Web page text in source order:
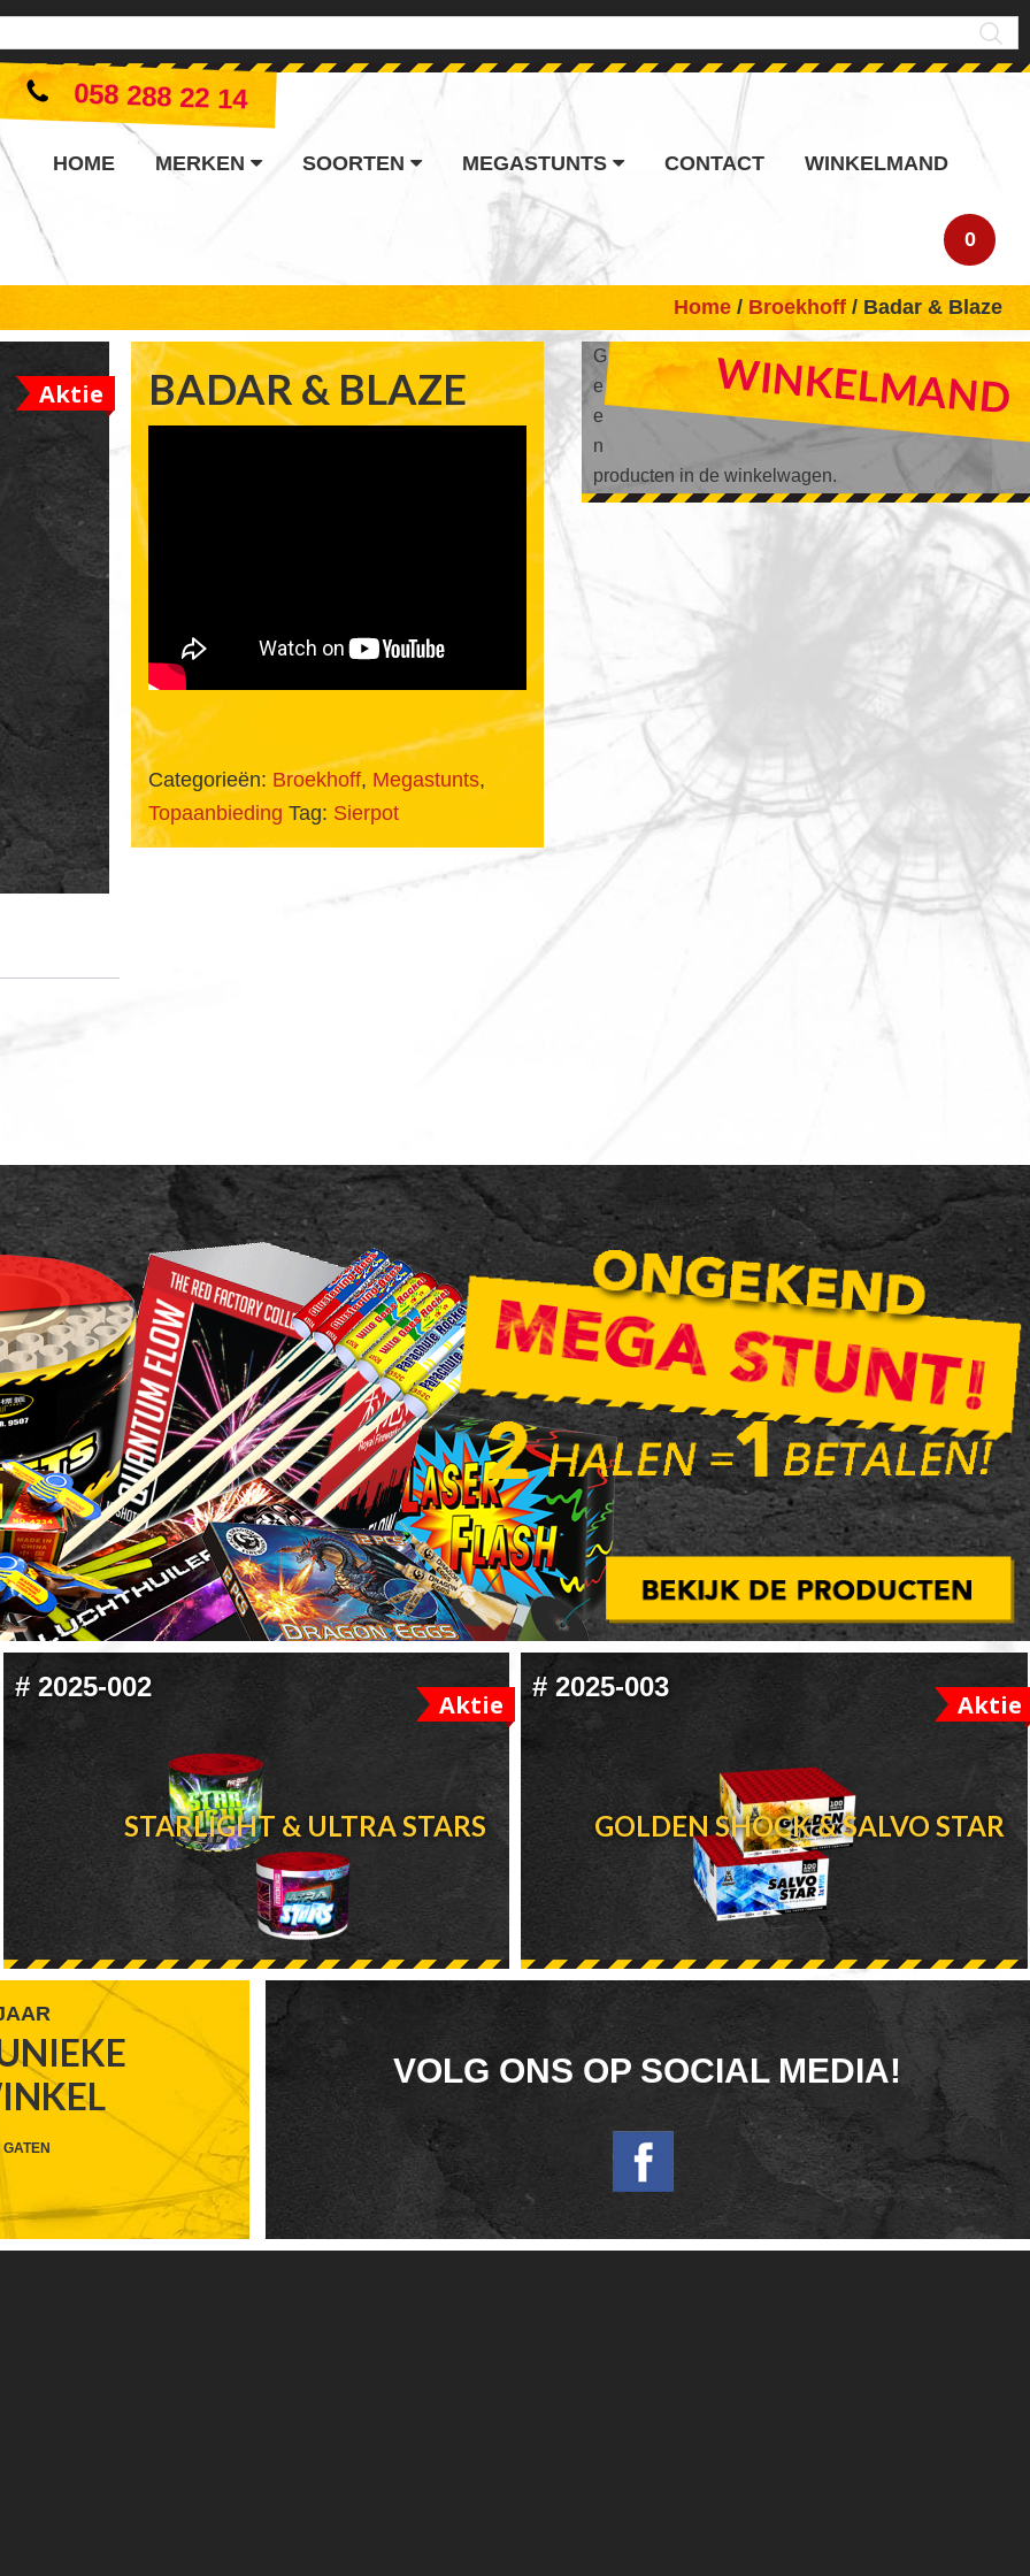
058 288 22 14
HOME MERKEN SOORTEN MEGASTUNTS CONTACT WINKELMAND
0
Home / Broekhoff / Badar & Blaze
Aktie BADAR & BLAZE
Categorieën:Broekhoff, Megastunts,
Topaanbieding Tag: Sierpot
PRIMARY
SIDEBAR WINKELMAND
G
e
e
n
producten in de winkelwagen.
# 2025-002
Aktie
STARLIGHT & ULTRA STARS
#2025-003
Aktie
GOLDEN SHOCK & SALVO STAR
FOOTER
WIDGET
HEADER
SOCIAL
VOLG ONS OP SOCIAL MEDIA!